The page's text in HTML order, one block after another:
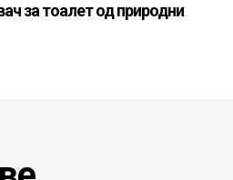
за тоалет од природни